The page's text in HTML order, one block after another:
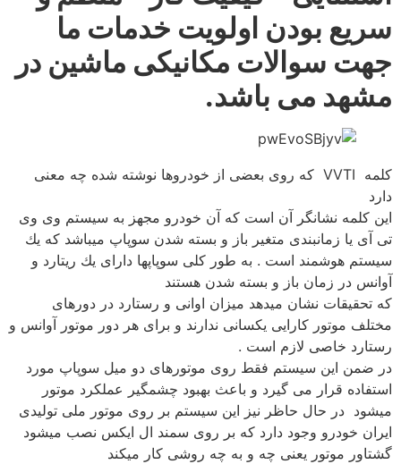
سریع بودن اولویت خدمات ما
جهت سوالات مكانیكی ماشین در
مشهد می باشد.
كلمه VVTI كه روی بعضی از خودروها نوشته شده چه معنی
دارد
این كلمه نشانگر آن است كه آن خودرو مجهز به سیستم وی وی
تی آی یا زمانبندی متغیر باز و بسته شدن سوپاپ میباشد كه یك
سیستم هوشمند است . به طور كلی سوپاپها دارای یك ریتارد و
آوانس در زمان باز و بسته شدن هستند
كه تحقیقات نشان میدهد میزان اوانی و رستارد در دورهای
مختلف موتور كارایی یكسانی ندارند و برای هر دور موتور آوانس و
رستارد خاصی لازم است .
در ضمن این سیستم فقط روی موتورهای دو میل سوپاپ مورد
استفاده قرار می گیرد و باعث بهبود چشمگیر عملكرد موتور
میشود در حال حاظر نیز این سیستم بر روی موتور ملی تولیدی
ایران خودرو وجود دارد كه بر روی سمند ال ایكس نصب میشود
گشتاور موتور یعنی چه و به چه روشی كار میكند